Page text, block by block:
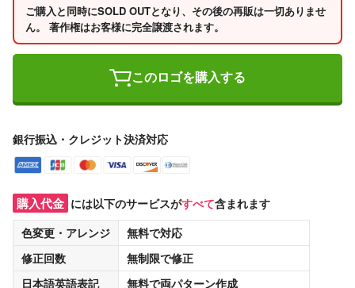
ご購入と同時にSOLD OUTとなり、その後の再販は一切ありませ
ん。 著作権はお客様に完全譲渡されます。
このロゴを購入する
銀行振込・クレジット決済対応
購入代金 には以下のサービスがすべて含まれます
色変更・アレンジ
無料で対応
修正回数
無制限で修正
日本語英語表記
無料で両パターン作成